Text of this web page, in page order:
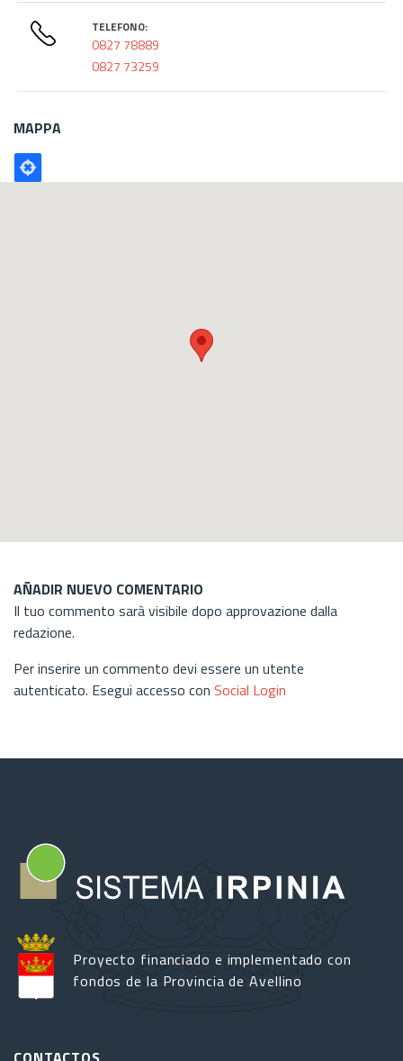
TELEFONO:
0827 78889
0827 73259
MAPPA
Poligono
GEO
AÑADIR NUEVO COMENTARIO
Il tuo commento sarà visibile dopo approvazione dalla
redazione.
Per inserire un commento devi essere un utente
autenticato. Esegui accesso con Social Login
Proyecto financiado e implementado con
fondos de la Provincia de Avellino